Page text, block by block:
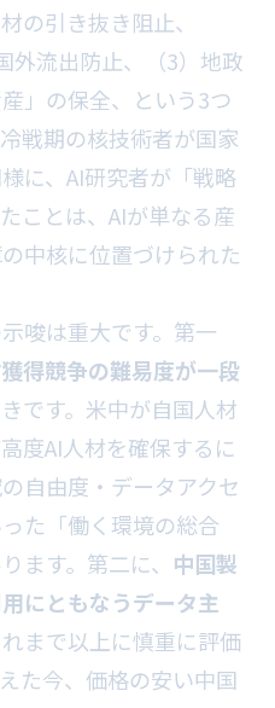
の引き抜き阻止、
外流出防止、（3）地政
」の保全、という3つ
戦期の核技術者が国家
に、AI研究者が「戦略
ことは、AIが単なる産
中核に位置づけられた
唆は重大です。第一
得競争の難易度が一段
です。米中が自国人材
度AI人材を確保するに
自由度・データアクセ
た「働く環境の総合
ます。第二に、 中国製
にともなうデータ主
まで以上に慎重に評価
た今、価格の安い中国